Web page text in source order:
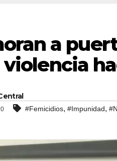
a
#Femicidios, #Impunidad,